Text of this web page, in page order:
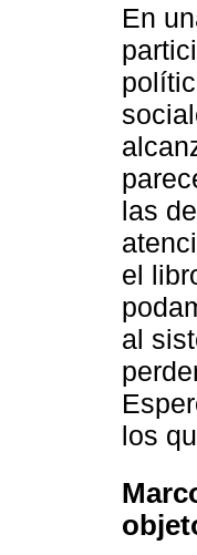
En
las
el
al
los